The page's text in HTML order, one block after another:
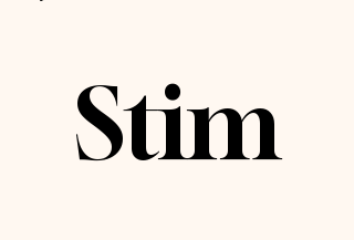
Stim